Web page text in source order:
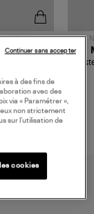
à des fins de
avec des
via « Paramétrer »,
non strictement
sur l’utilisation de
cookies
Continuer sans accepter